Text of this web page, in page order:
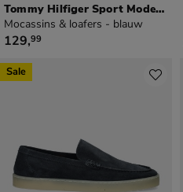
Tommy Hilfiger Sport Modern Light Hybrid
Mocassins & loafers - blauw
€ 129,99
129,99
Sale